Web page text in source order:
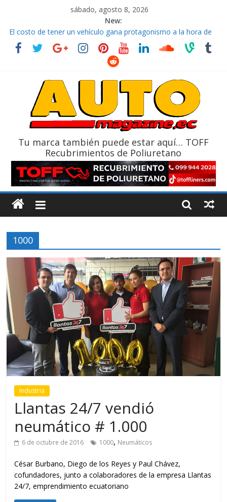
sábado, agosto 8, 2026
New:
El costo de tener un vehículo gana protagonismo a la hora de
decidir
Ultima película ‘Spider‑Man: Brand New Day’ pone en escena a
La Vuelta al Ecuador 2026, edición 47ª, recorre 7 provincias en 8
La FEDAK recibe 12 Sinotruk Bolden para cubrir las rutas de La
Tu marca también puede estar aquí… TOFF
Recubrimientos de Poliuretano
1000
Industria
Llantas 24/7 vendió
neumático # 1.000
6 de octubre de 2016 1000, Neumáticos
César Burbano, Diego de los Reyes y Paul Chávez,
cofundadores, junto a colaboradores de la empresa Llantas
24/7, emprendimiento ecuatoriano